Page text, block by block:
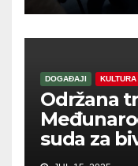
DOGAĐAJI KULTURA
Održana
suda za